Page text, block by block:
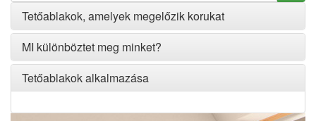
Tetőablakok, amelyek megelőzik korukat
MI különböztet meg minket?
Tetőablakok alkalmazása